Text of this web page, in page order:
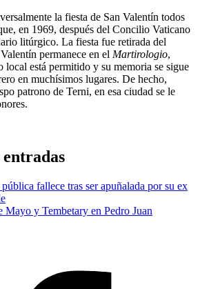
la fiesta de San Valentín todos
en 1969, después del Concilio Vaticano
litúrgico. La fiesta fue retirada del
permanece en el Martirologio,
local está permitido y su memoria se sigue
en muchísimos lugares. De hecho,
patrono de Terni, en esa ciudad se le
entradas
fallece tras ser apuñalada por su ex
y Tembetary en Pedro Juan